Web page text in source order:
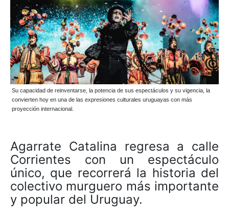
Su capacidad de reinventarse, la potencia de sus espectáculos y su vigencia, la
convierten hoy en una de las expresiones culturales uruguayas con más
proyección internacional.
Agarrate Catalina regresa a calle
Corrientes con un espectáculo
único, que recorrerá la historia del
colectivo murguero más importante
y popular del Uruguay.